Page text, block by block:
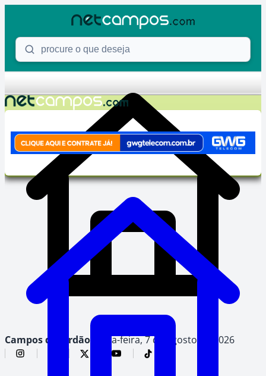
Procure o que deseja
Campos do Jordão, sexta-feira, 7 de agosto de 2026